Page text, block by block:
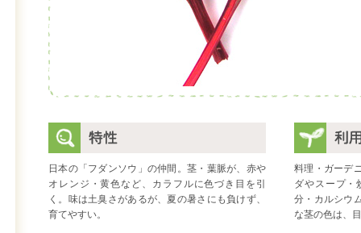
日本の「フダンソウ」の仲間。茎・葉脈が、赤や
オレンジ・黄色など、カラフルに色づき目を引
く。味は土臭さがあるが、夏の暑さにも負けず、
育てやすい。
料理・ガーデ
ダやスープ・
分・カルシウ
な茎の色は、